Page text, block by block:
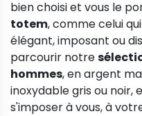
bien choisi et vous le
totem, comme celui
élégant, imposant ou
parcourir notre
hommes, en argent
inoxydable gris ou noir,
s'imposer à vous, à